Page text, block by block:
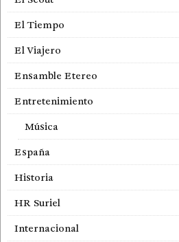
El Tiempo
El Viajero
Ensamble Etereo
Entretenimiento
Música
España
Historia
HR Suriel
Internacional